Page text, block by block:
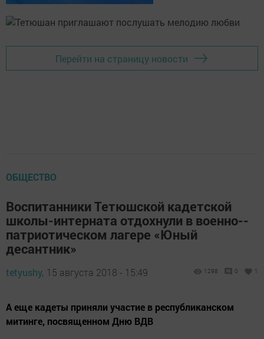
Перейти на страницу новости
ОБЩЕСТВО
Воспитанники Тетюшской кадетской
школы-интерната отдохнули в военно-­
патриотическом лагере «Юный
десантник»
tetyushy, 15 августа 2018 - 15:49 1298 0 1
А еще кадеты приняли участие в республиканском
митинге, посвященном Дню ВДВ